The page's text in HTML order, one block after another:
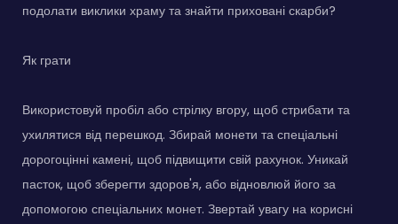
подолати виклики храму та знайти приховані скарби?
Як грати
Використовуй пробіл або стрілку вгору, щоб стрибати та
ухилятися від перешкод. Збирай монети та спеціальні
дорогоцінні камені, щоб підвищити свій рахунок. Уникай
пасток, щоб зберегти здоров'я, або відновлюй його за
допомогою спеціальних монет. Звертай увагу на корисні